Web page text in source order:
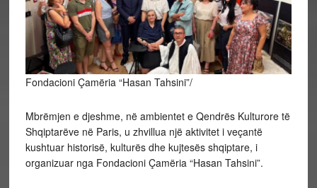
Fondacioni Çamëria “Hasan Tahsini”/
Mbrëmjen e djeshme, në ambientet e Qendrës Kulturore të
Shqiptarëve në Paris, u zhvillua një aktivitet i veçantë
kushtuar historisë, kulturës dhe kujtesës shqiptare, i
organizuar nga Fondacioni Çamëria “Hasan Tahsini”.